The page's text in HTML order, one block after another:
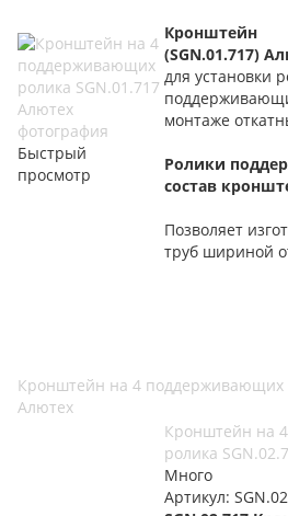
Быстрый
просмотр
Кронштейн
(SGN.01.717)
для установки
монтаже
Ролики
состав
Позволяет
труб шириной
Кронштейн на 4 поддерживающих
Алютех
Кронштейн на
ролика
Много
Артикул: